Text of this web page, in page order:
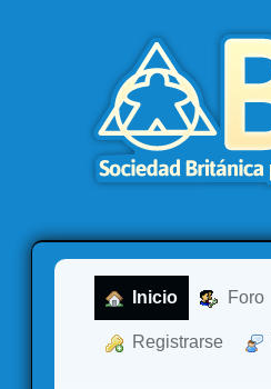
Inicio Foro
Registrarse